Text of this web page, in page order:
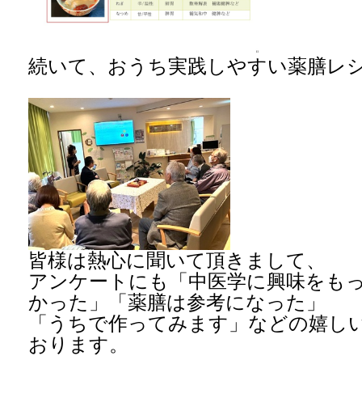
続いて、おうち実践しやすい薬膳レ
皆様は熱心に聞いて頂きまして、
アンケートにも「中医学に興味をも
かった」「薬膳は参考になった」
「うちで作ってみます」などの嬉し
おります。